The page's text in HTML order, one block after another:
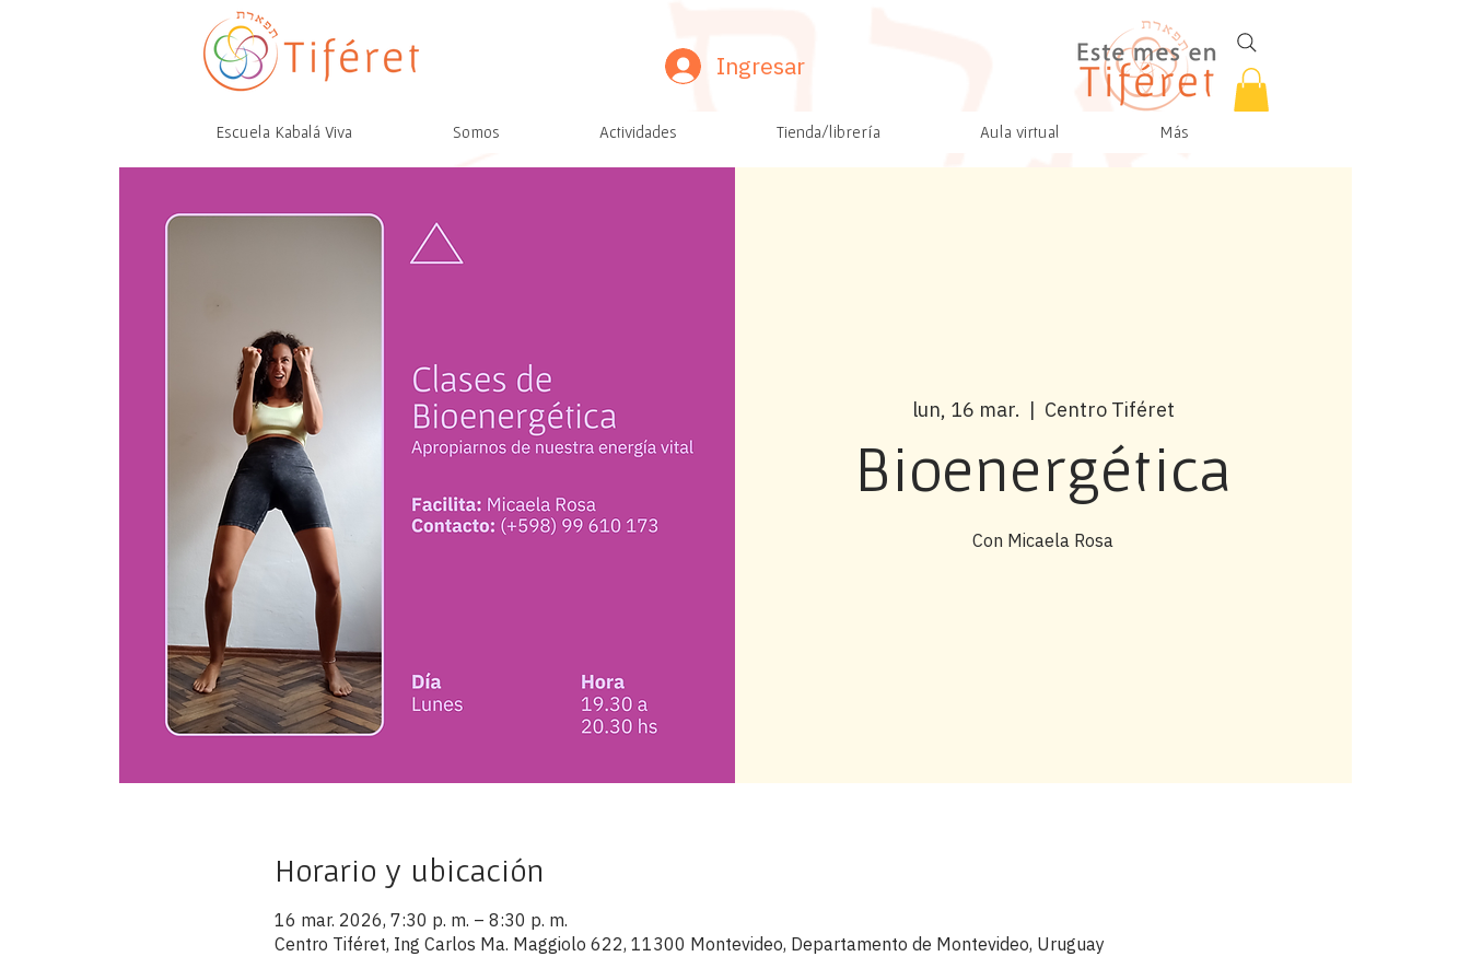
Ingresar
Escuela Kabalá Viva Somos Actividades Tienda/librería Aula virtual Más
lun, 16 mar.
  |
Centro Tiféret
Bioenergética
Con Micaela Rosa
Horario y ubicación
16 mar. 2026, 7:30 p. m. – 8:30 p. m.
Centro Tiféret, Ing Carlos Ma. Maggiolo 622, 11300 Montevideo, Departamento de Montevideo, Uruguay